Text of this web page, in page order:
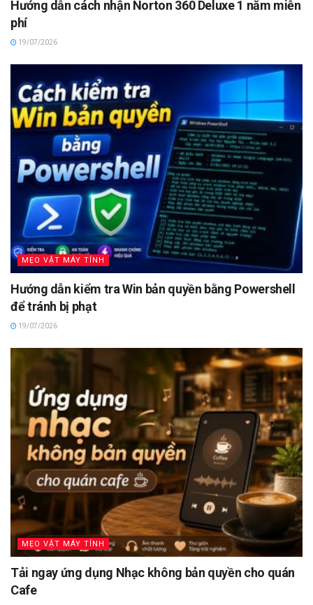
Hướng dẫn cách nhận Norton 360 Deluxe 1 năm miễn
phí
19/07/2026
MẸO VẶT MÁY TÍNH
Hướng dẫn kiểm tra Win bản quyền bằng Powershell
để tránh bị phạt
19/07/2026
MẸO VẶT MÁY TÍNH
Tải ngay ứng dụng Nhạc không bản quyền cho quán
Cafe